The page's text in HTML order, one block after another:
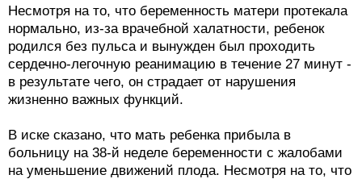
Несмотря на то, что беременность матери протекала
нормально, из-за врачебной халатности, ребенок
родился без пульса и вынужден был проходить
сердечно-легочную реанимацию в течение 27 минут -
в результате чего, он страдает от нарушения
жизненно важных функций.
В иске сказано, что мать ребенка прибыла в
больницу на 38-й неделе беременности с жалобами
на уменьшение движений плода. Несмотря на то, что